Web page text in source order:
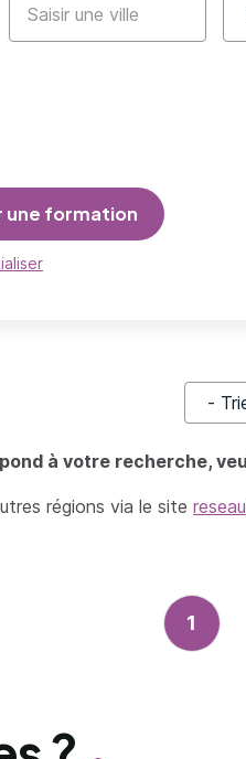
une formation
Trier
à votre recherche,
régions via le site
1